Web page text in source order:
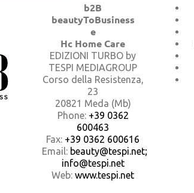
b2B
beautyToBusiness
e
Hc Home Care
EDIZIONI TURBO by
TESPI MEDIAGROUP
Corso della Resistenza,
23
20821 Meda (Mb)
Phone: +39 0362
600463
Fax: +39 0362 600616
Email: beauty@tespi.net;
info@tespi.net
Web: www.tespi.net